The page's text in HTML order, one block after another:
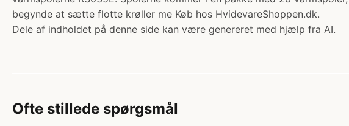
begynde at sætte flotte krøller me Køb hos HvidevareShoppen.dk.
Dele af indholdet på denne side kan være genereret med hjælp fra AI.
Ofte stillede spørgsmål